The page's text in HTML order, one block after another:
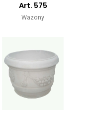
Art. 575
Wazony